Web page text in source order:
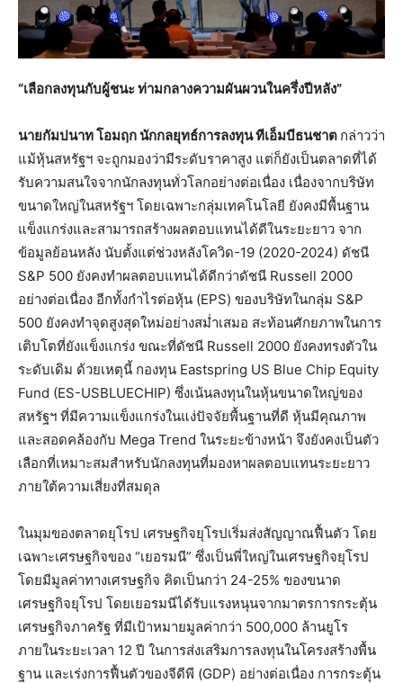
“เลือกลงทุนกับผู้ชนะ ท่ามกลางความผันผวนในครึ่งปีหลัง”
นายกัมปนาท โอมฤก นักกลยุทธ์การลงทุน ทีเอ็มบีธนชาต กล่าวว่า
แม้หุ้นสหรัฐฯ จะถูกมองว่ามีระดับราคาสูง แต่ก็ยังเป็นตลาดที่ได้
รับความสนใจจากนักลงทุนทั่วโลกอย่างต่อเนื่อง เนื่องจากบริษัท
ขนาดใหญ่ในสหรัฐฯ โดยเฉพาะกลุ่มเทคโนโลยี ยังคงมีพื้นฐาน
แข็งแกร่งและสามารถสร้างผลตอบแทนได้ดีในระยะยาว จาก
ข้อมูลย้อนหลัง นับตั้งแต่ช่วงหลังโควิด-19 (2020-2024) ดัชนี
S&P 500 ยังคงทำผลตอบแทนได้ดีกว่าดัชนี Russell 2000
อย่างต่อเนื่อง อีกทั้งกำไรต่อหุ้น (EPS) ของบริษัทในกลุ่ม S&P
500 ยังคงทำจุดสูงสุดใหม่อย่างสม่ำเสมอ สะท้อนศักยภาพในการ
เติบโตที่ยังแข็งแกร่ง ขณะที่ดัชนี Russell 2000 ยังคงทรงตัวใน
ระดับเดิม ด้วยเหตุนี้ กองทุน Eastspring US Blue Chip Equity
Fund (ES-USBLUECHIP) ซึ่งเน้นลงทุนในหุ้นขนาดใหญ่ของ
สหรัฐฯ ที่มีความแข็งแกร่งในแง่ปัจจัยพื้นฐานที่ดี หุ้นมีคุณภาพ
และสอดคล้องกับ Mega Trend ในระยะข้างหน้า จึงยังคงเป็นตัว
เลือกที่เหมาะสมสำหรับนักลงทุนที่มองหาผลตอบแทนระยะยาว
ภายใต้ความเสี่ยงที่สมดุล
ในมุมของตลาดยุโรป เศรษฐกิจยุโรปเริ่มส่งสัญญาณฟื้นตัว โดย
เฉพาะเศรษฐกิจของ “เยอรมนี” ซึ่งเป็นพี่ใหญ่ในเศรษฐกิจยุโรป
โดยมีมูลค่าทางเศรษฐกิจ คิดเป็นกว่า 24-25% ของขนาด
เศรษฐกิจยุโรป โดยเยอรมนีได้รับแรงหนุนจากมาตรการกระตุ้น
เศรษฐกิจภาครัฐ ที่มีเป้าหมายมูลค่ากว่า 500,000 ล้านยูโร
ภายในระยะเวลา 12 ปี ในการส่งเสริมการลงทุนในโครงสร้างพื้น
ฐาน และเร่งการฟื้นตัวของจีดีพี (GDP) อย่างต่อเนื่อง การกระตุ้น